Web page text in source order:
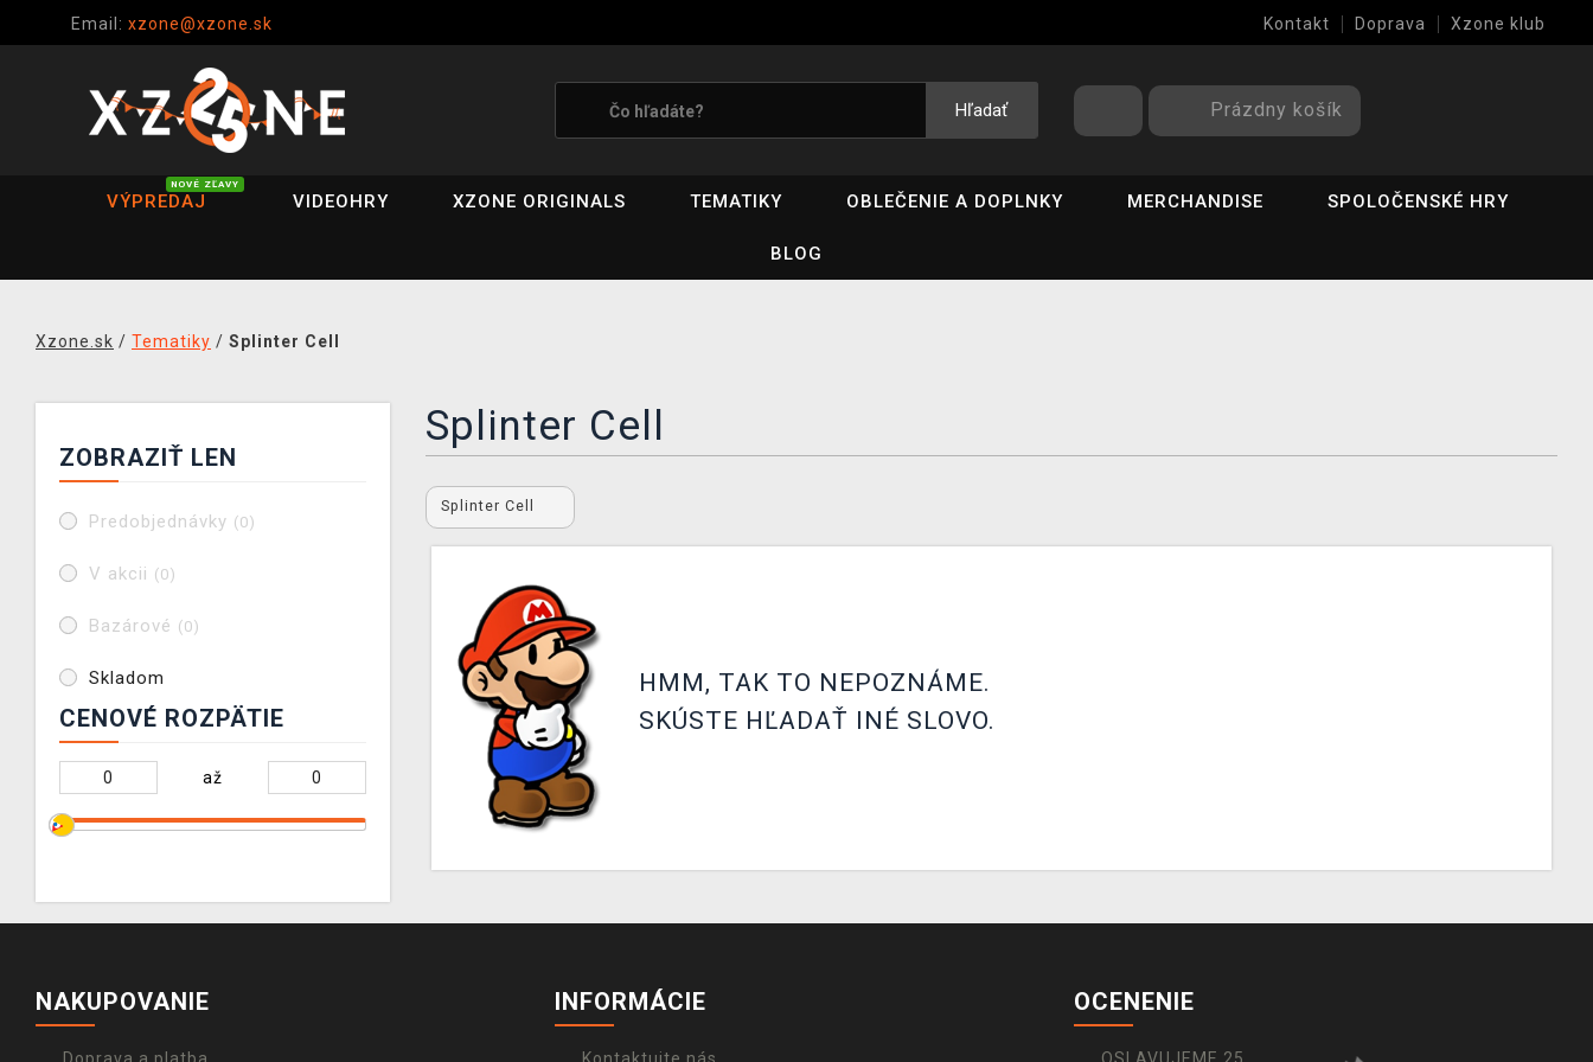
Email: xzone@xzone.sk Kontakt Doprava Xzone klub
Hľadať Prázdny košík
VÝPREDAJ
NOVÉ ZĽAVY
VIDEOHRY XZONE ORIGINALS TEMATIKY OBLEČENIE A DOPLNKY MERCHANDISE SPOLOČENSKÉ HRY
BLOG
Xzone.sk / Tematiky / Splinter Cell
ZOBRAZIŤ LEN
Predobjednávky (0)
V akcii (0)
Bazárové (0)
Skladom
CENOVÉ ROZPÄTIE
až
Splinter Cell
Splinter Cell
HMM, TAK TO NEPOZNÁME.
SKÚSTE HĽADAŤ INÉ SLOVO.
NAKUPOVANIE INFORMÁCIE OCENENIE